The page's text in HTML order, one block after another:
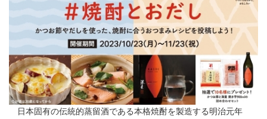
日本固有の伝統的蒸留酒である本格焼酎を製造する明治元年